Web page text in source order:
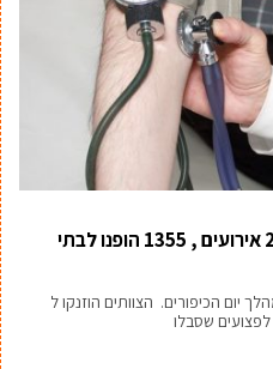
סיכום אירועי יום הכיפורים: 2,229 אירועים , 1355 הופנו לבתי
יום הכיפורים. הצוותים הוזנקו ל